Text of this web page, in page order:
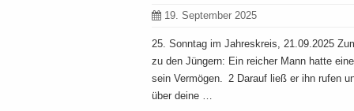
19. September 2025
25. Sonntag im Jahreskreis, 21.09.2025
zu den Jüngern: Ein reicher Mann hatte
sein Vermögen. 2 Darauf ließ er ihn rufen
über deine …